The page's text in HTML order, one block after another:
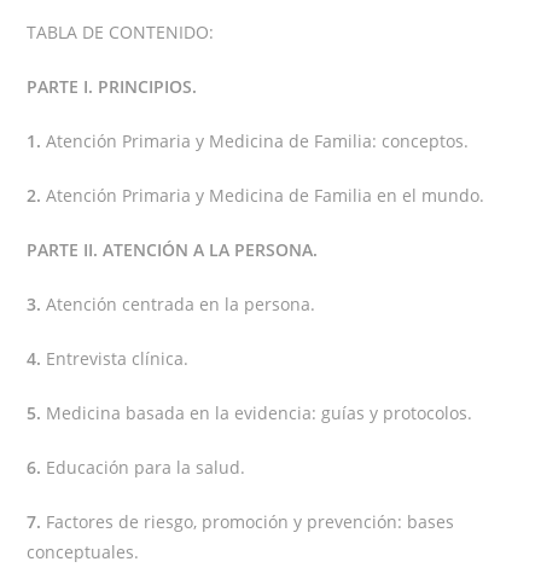
TABLA DE CONTENIDO:
PARTE I. PRINCIPIOS.
1. Atención Primaria y Medicina de Familia: conceptos.
2. Atención Primaria y Medicina de Familia en el mundo.
PARTE II. ATENCIÓN A LA PERSONA.
3. Atención centrada en la persona.
4. Entrevista clínica.
5. Medicina basada en la evidencia: guías y protocolos.
6. Educación para la salud.
7. Factores de riesgo, promoción y prevención: bases
conceptuales.